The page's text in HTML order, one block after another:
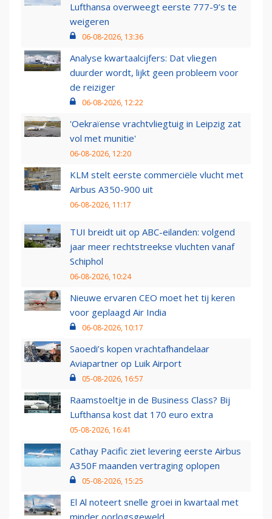
Lufthansa overweegt eerste 777-9’s te
weigeren
06-08-2026, 13:36
Analyse kwartaalcijfers: Dat vliegen
duurder wordt, lijkt geen probleem voor
de reiziger
06-08-2026, 12:22
'Oekraïense vrachtvliegtuig in Leipzig zat
vol met munitie'
06-08-2026, 12:20
KLM stelt eerste commerciële vlucht met
Airbus A350-900 uit
06-08-2026, 11:17
TUI breidt uit op ABC-eilanden: volgend
jaar meer rechtstreekse vluchten vanaf
Schiphol
06-08-2026, 10:24
Nieuwe ervaren CEO moet het tij keren
voor geplaagd Air India
06-08-2026, 10:17
Saoedi’s kopen vrachtafhandelaar
Aviapartner op Luik Airport
05-08-2026, 16:57
Raamstoeltje in de Business Class? Bij
Lufthansa kost dat 170 euro extra
05-08-2026, 16:41
Cathay Pacific ziet levering eerste Airbus
A350F maanden vertraging oplopen
05-08-2026, 15:25
El Al noteert snelle groei in kwartaal met